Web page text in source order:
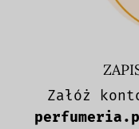
Załóż